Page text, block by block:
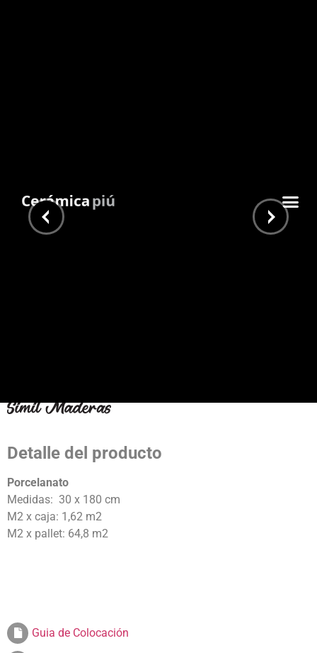
Detalle del producto
Porcelanato
Medidas: 30 x 180 cm
M2 x caja: 1,62 m2
M2 x pallet: 64,8 m2
Guia de Colocación